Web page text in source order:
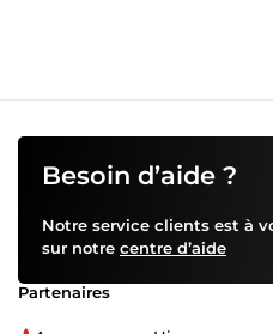
Besoin d’aide ?
Notre service clients est à
sur notre centre d’aide
Partenaires